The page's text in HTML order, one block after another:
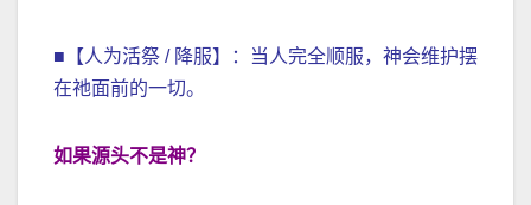
■【人为活祭 / 降服】：当人完全顺服，神会维护摆
在祂面前的一切。
如果源头不是神？